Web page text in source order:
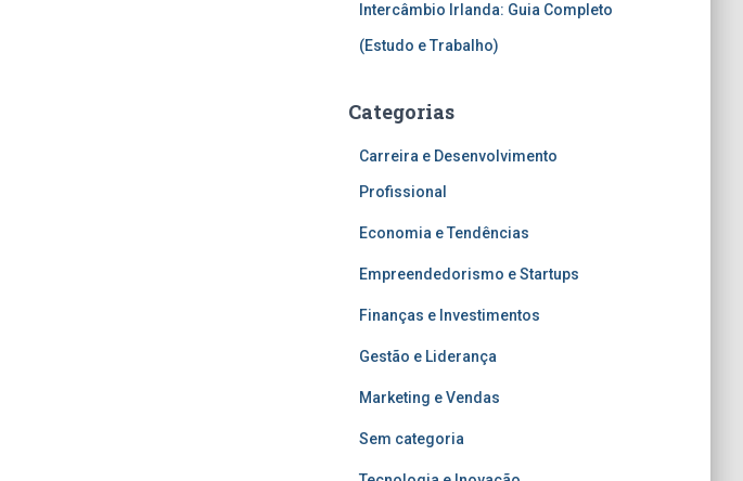
Intercâmbio Irlanda: Guia Completo
(Estudo e Trabalho)
Categorias
Carreira e Desenvolvimento
Profissional
Economia e Tendências
Empreendedorismo e Startups
Finanças e Investimentos
Gestão e Liderança
Marketing e Vendas
Sem categoria